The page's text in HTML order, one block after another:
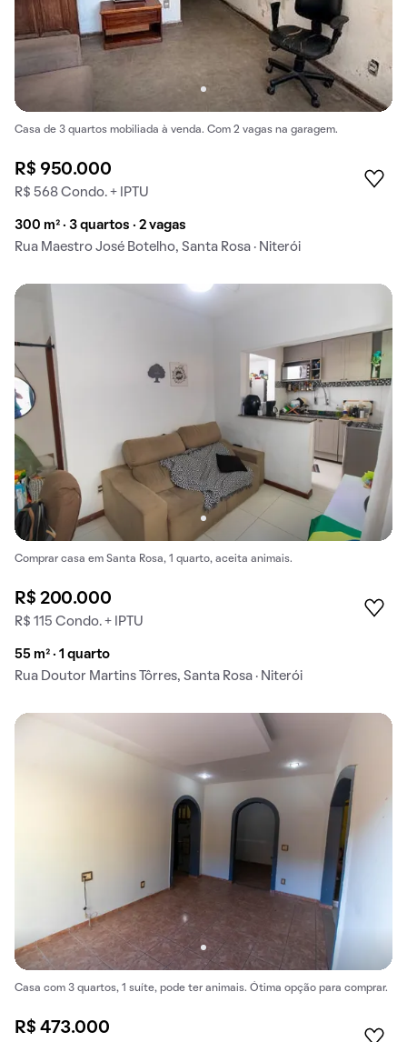
Casa de 3 quartos mobiliada à venda. Com 2 vagas na garagem.
R$ 950.000
R$ 568 Condo. + IPTU
300 m² · 3 quartos · 2 vagas
Rua Maestro José Botelho, Santa Rosa · Niterói
Comprar casa em Santa Rosa, 1 quarto, aceita animais.
R$ 200.000
R$ 115 Condo. + IPTU
55 m² · 1 quarto
Rua Doutor Martins Tôrres, Santa Rosa · Niterói
Casa com 3 quartos, 1 suíte, pode ter animais. Ótima opção para comprar.
R$ 473.000